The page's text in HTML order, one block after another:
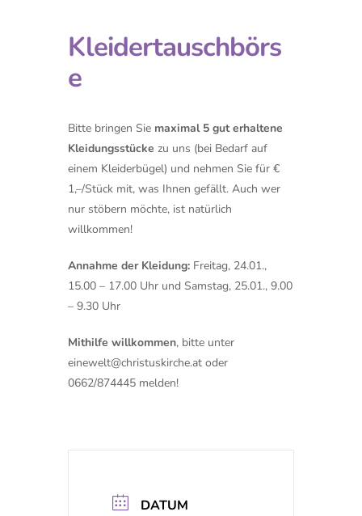
Kleidertauschbörs
e
Bitte bringen Sie maximal 5 gut erhaltene
Kleidungsstücke zu uns (bei Bedarf auf
einem Kleiderbügel) und nehmen Sie für €
1,–/Stück mit, was Ihnen gefällt. Auch wer
nur stöbern möchte, ist natürlich
willkommen!
Annahme der Kleidung: Freitag, 24.01.,
15.00 – 17.00 Uhr und Samstag, 25.01., 9.00
– 9.30 Uhr
Mithilfe willkommen, bitte unter
einewelt@christuskirche.at oder
0662/874445 melden!
DATUM